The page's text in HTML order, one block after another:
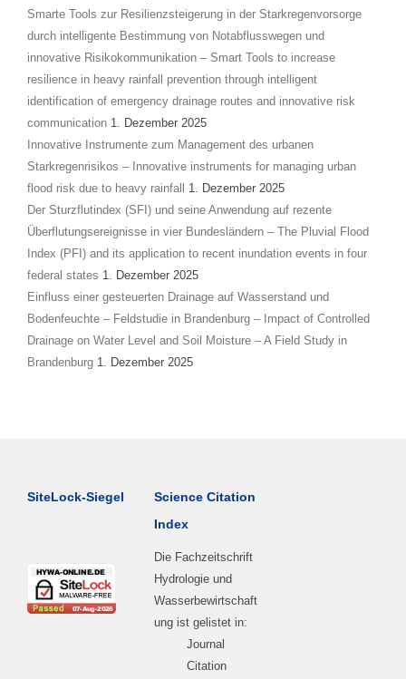
Smarte Tools zur Resilienzsteigerung in der Starkregenvorsorge
durch intelligente Bestimmung von Notabflusswegen und
innovative Risikokommunikation – Smart Tools to increase
resilience in heavy rainfall prevention through intelligent
identification of emergency drainage routes and innovative risk
communication 1. Dezember 2025
Innovative Instrumente zum Management des urbanen
Starkregenrisikos – Innovative instruments for managing urban
flood risk due to heavy rainfall
1. Dezember 2025
Der Sturzflutindex (SFI) und seine Anwendung auf rezente
Überflutungsereignisse in vier Bundesländern – The Pluvial Flood
Index (PFI) and its application to recent inundation events in four
federal states 1. Dezember 2025
Einfluss einer gesteuerten Drainage auf Wasserstand und
Bodenfeuchte – Feldstudie in Brandenburg – Impact of Controlled
Drainage on Water Level and Soil Moisture – A Field Study in
Brandenburg 1. Dezember 2025
SiteLock-Siegel
Science Citation
Index
Die Fachzeitschrift
Hydrologie und
Wasserbewirtschaft
ung ist gelistet in:
Journal
Citation